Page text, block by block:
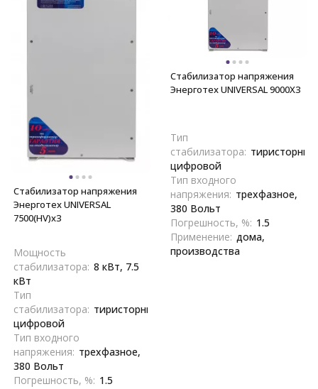
Стабилизатор напряжения
Энерготех UNIVERSAL
7500(HV)х3
Мощность
стабилизатора: 8 кВт, 7.5
кВт
Тип
стабилизатора: тиристорный,
цифровой
Тип входного
напряжения: трехфазное,
380 Вольт
Погрешность, %: 1.5
Стабилизатор напряжения
Энерготех UNIVERSAL 9000X3
Тип
стабилизатора:
цифровой
Тип входного
напряжения: трехфазное,
380 Вольт
Погрешность, %: 1.5
Применение: дома,
производства